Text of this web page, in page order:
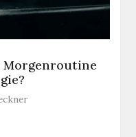
Morgenroutine